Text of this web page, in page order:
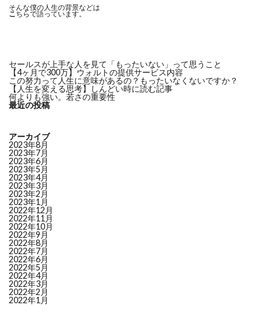
こ ちらで語っています。
セールスが上手な人を見て「もったいない」って思うこと
【4ヶ月で300万】ウォルトの提供サービス内容
この努力って人生に意味があるの？もったいなくないですか？
【人生を変える思考】しんどい時に読む記事
何よりも強い。若さの重要性
最近の投稿
アーカイブ
2023年8月
2023年7月
2023年6月
2023年5月
2023年4月
2023年3月
2023年2月
2023年1月
2022年12月
2022年11月
2022年10月
2022年9月
2022年8月
2022年7月
2022年6月
2022年5月
2022年4月
2022年3月
2022年2月
2022年1月